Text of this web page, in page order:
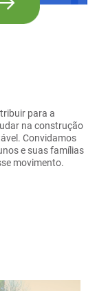
para a
na construção
Convidamos
e suas famílias
movimento.